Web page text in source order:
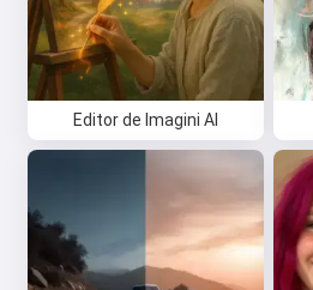
Editor de Imagini AI